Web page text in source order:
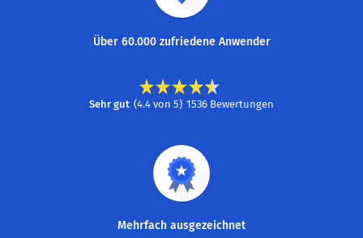
Über 60.000 zufriedene Anwender
Sehr gut (4.4 von 5) 1536 Bewertungen
Mehrfach ausgezeichnet